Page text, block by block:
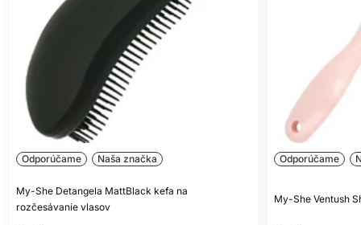
Odporúčame Naša značka
My-She Detangela MattBlack kefa na
rozčesávanie vlasov
Odporúčame
My-She Ventush